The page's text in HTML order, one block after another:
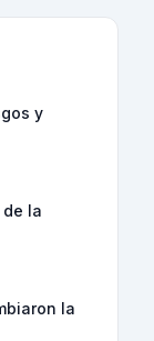
y
de la
la